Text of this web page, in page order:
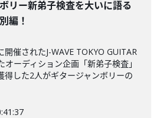
リー新弟子検査を大いに語る
編！
催されたJ-WAVE TOKYO GUITAR
オーディション企画「新弟子検査」
得した2人がギタージャンボリーの